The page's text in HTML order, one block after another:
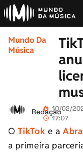
Mundo Da
Música
Redação10/02/
17:07
OTikTok e a
a primeira